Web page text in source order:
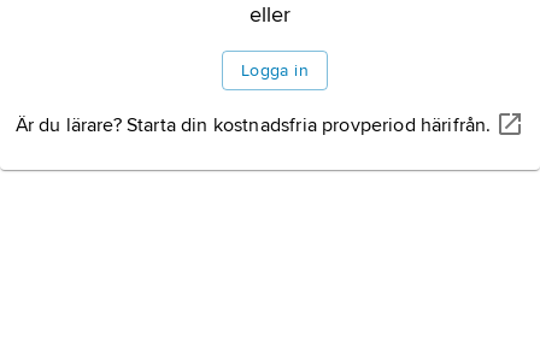
eller
Logga in
Är du lärare? Starta din kostnadsfria provperiod härifrån.